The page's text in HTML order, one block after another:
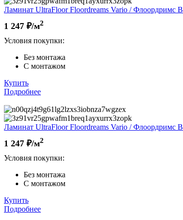
Ламинат UltraFloor Floordreams Vario / Флоордримс
1 247 ₽/м2
Условия покупки:
Без монтажа
С монтажом
Купить
Подробнее
Ламинат UltraFloor Floordreams Vario / Флоордримс
1 247 ₽/м2
Условия покупки:
Без монтажа
С монтажом
Купить
Подробнее